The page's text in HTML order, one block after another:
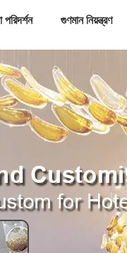
পরিদর্শন গুণমান নিয়ন্ত্রণ